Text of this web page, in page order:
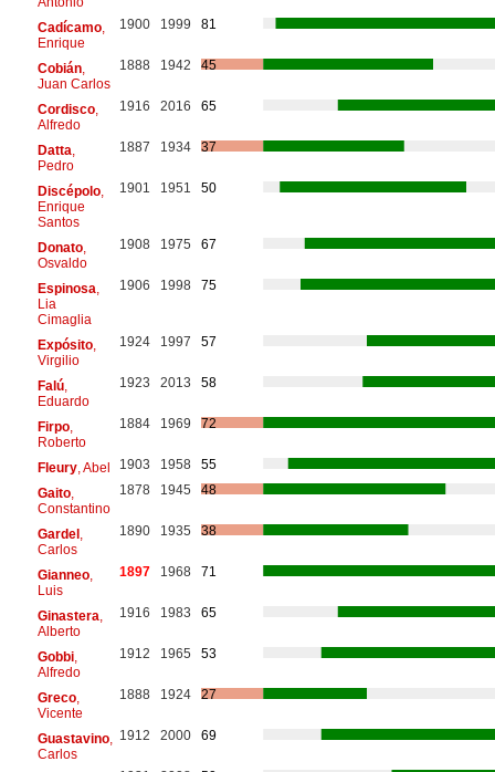
Cadícamo,
Enrique
1900 1999 81
Cobián,
Juan Carlos
1888 1942 45
Cordisco,
Alfredo
1916 2016 65
Datta
Pedro
1887 1934 37
Discépolo,
Enrique
Santos
1901 1951 50
Donato,
Osvaldo
1908 1975 67
Espinosa
Lia
Cimaglia
1906 1998 75
Expósito,
Virgilio
1924 1997 57
Falú,
Eduardo
1923 2013 58
Firpo,
Roberto
1884 1969 72
Fleury, Abel 1903 1958
55
Gaito,
Constantino
1878 1945 48
Gardel,
Carlos
1890 1935 38
Gianneo,
Luis
1897 1968 71
Ginastera
Alberto
1916 1983 65
Gobbi,
Alfredo
1912 1965 53
Greco,
Vicente
1888 1924 27
Guastavino,
Carlos
1912 2000 69